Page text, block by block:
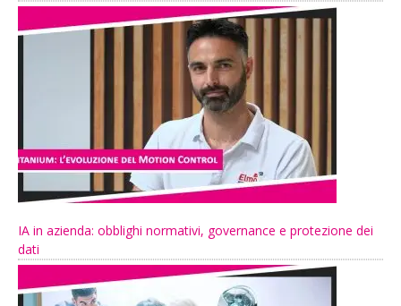
IA in azienda: obblighi normativi, governance e protezione dei
dati